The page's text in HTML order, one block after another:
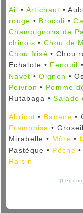
Ail • Artichaut •
rouge • Brocoli •
Champignons de
chinois •Chou de
Chou frisé • Chou
Echalote • Fenouil •
Navet •Oignon •
Poivron • Pomme
Rutabaga •Salade
Abricot • Banane •
Framboise •
Mirabelle • Mûre •
Pastèque • Pêche
Raisin